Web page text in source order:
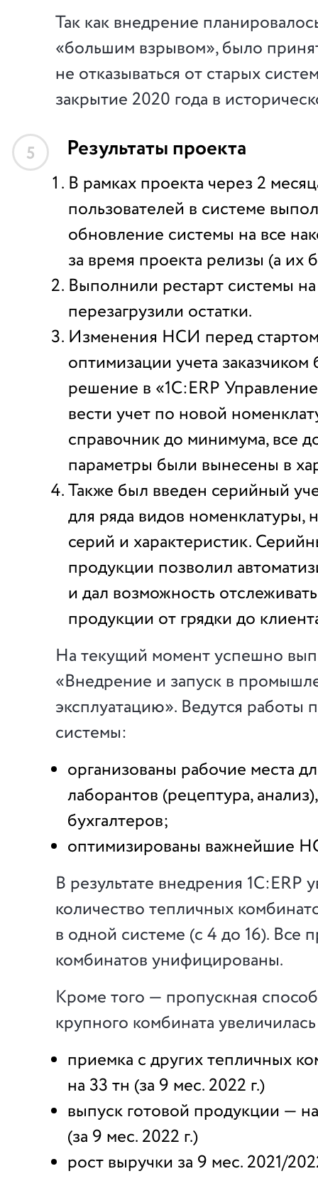
Так как внедрение
«большим взрывом», было
не отказываться от старых
закрытие 2020 года в
5 Результаты проекта
В рамках проекта через 2
пользователей в системе
обновление системы на все
за время проекта релизы (а их
Выполнили рестарт системы
перезагрузили остатки.
Изменения НСИ перед
оптимизации учета
решение в «1С:ERP
вести учет по новой
справочник до минимума, все
параметры были вынесены в
Также был введен серийный
для ряда видов номенклатуры,
серий и характеристик.
продукции позволил
и дал возможность
продукции от грядки до
На текущий момент успешно
«Внедрение и запуск в
эксплуатацию». Ведутся работы
системы:
организованы рабочие места
лаборантов (рецептура,
бухгалтеров;
оптимизированы важнейшие
В результате внедрения 1С:ERP
количество тепличных
в одной системе (с 4 до 16). Все
комбинатов унифицированы.
Кроме того — пропускная
крупного комбината
приемка с других тепличных
на 33 тн (за 9 мес. 2022 г.)
выпуск готовой продукции —
(за 9 мес. 2022 г.)
рост выручки за 9 мес. 2021/